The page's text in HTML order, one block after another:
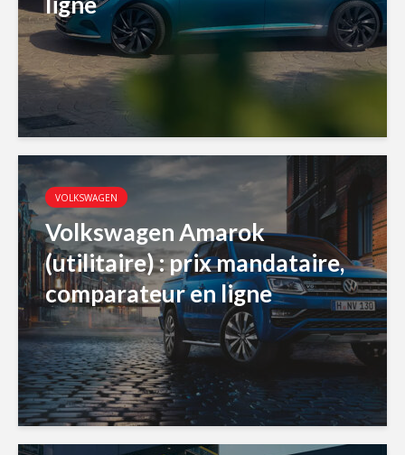
VOLKSWAGEN
Volkswagen Amarok
(utilitaire) : prix mandataire,
comparateur en ligne